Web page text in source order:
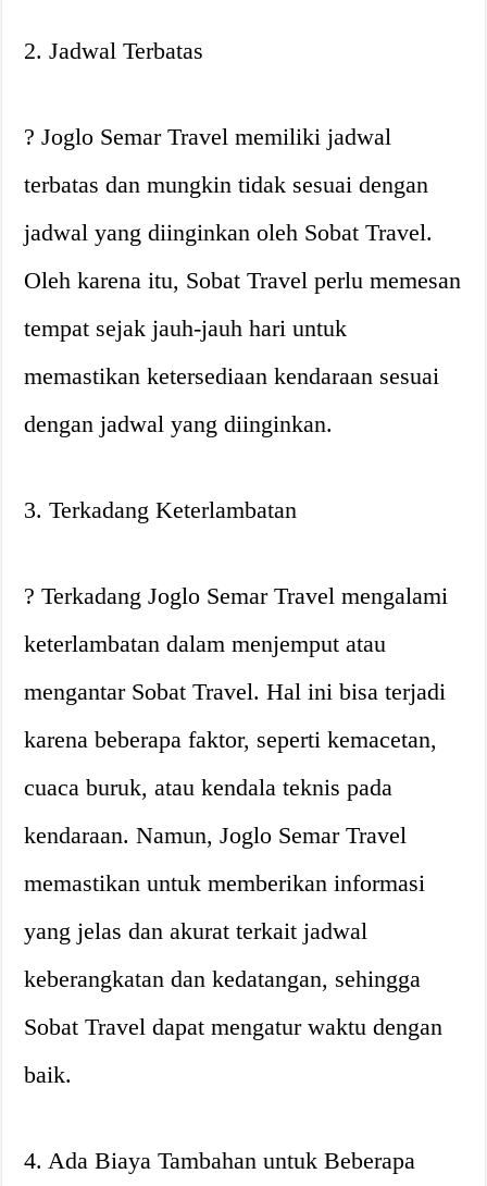
2. Jadwal Terbatas
? Joglo Semar Travel memiliki jadwal
terbatas dan mungkin tidak sesuai dengan
jadwal yang diinginkan oleh Sobat Travel.
Oleh karena itu, Sobat Travel perlu memesan
tempat sejak jauh-jauh hari untuk
memastikan ketersediaan kendaraan sesuai
dengan jadwal yang diinginkan.
3. Terkadang Keterlambatan
? Terkadang Joglo Semar Travel mengalami
keterlambatan dalam menjemput atau
mengantar Sobat Travel. Hal ini bisa terjadi
karena beberapa faktor, seperti kemacetan,
cuaca buruk, atau kendala teknis pada
kendaraan. Namun, Joglo Semar Travel
memastikan untuk memberikan informasi
yang jelas dan akurat terkait jadwal
keberangkatan dan kedatangan, sehingga
Sobat Travel dapat mengatur waktu dengan
baik.
4. Ada Biaya Tambahan untuk Beberapa